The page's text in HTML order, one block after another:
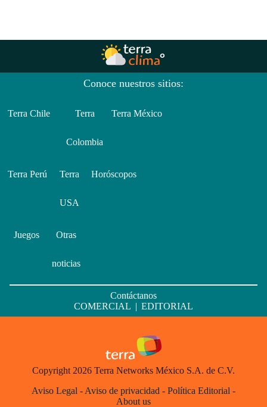
Conoce nuestros sitios:
Terra Chile Terra
Colombia
Terra México
Terra Perú Terra
USA
Horóscopos
Juegos Otras
noticias
Contáctanos
COMERCIAL | EDITORIAL
Copyright 2026 Terra Networks México S.A. de C.V.
Aviso Legal - Aviso de privacidad - Política Editorial -
About us